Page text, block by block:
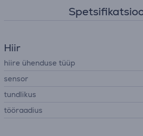
Hiir
hiire ühenduse tüüp
sensor
tundlikus
tööraadius